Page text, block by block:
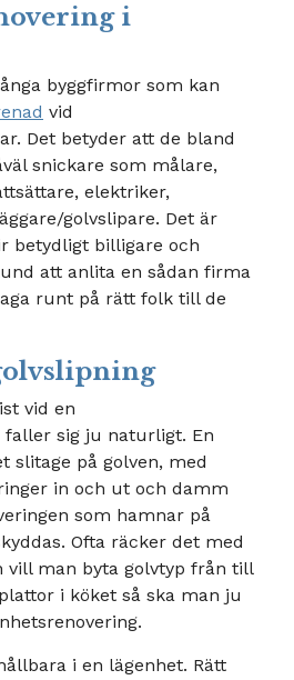
i
byggfirmor som kan
vid
Det betyder att de bland
snickare som målare,
elektriker,
golvslipare. Det är
betydligt billigare och
att anlita en sådan firma
runt på rätt folk till de
vid en
faller sig ju naturligt. En
slitage på golven, med
in och ut och damm
som hamnar på
Ofta räcker det med
vill man byta golvtyp från till
i köket så ska man ju
i en lägenhet. Rätt